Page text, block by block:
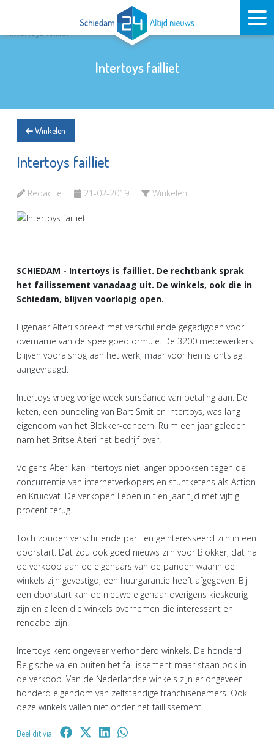
Intertoys failliet
Winkelen
Intertoys failliet
Redactie 21-02-2019 Winkelen
SCHIEDAM - Intertoys is failliet. De rechtbank sprak
het failissement vanadaag uit. De winkels, ook die in
Schiedam, blijven voorlopig open.
Eigenaar Alteri spreekt met verschillende gegadigden voor
overname van de speelgoedformule. De 3200 medewerkers
blijven vooralsnog aan het werk, maar voor hen is ontslag
aangevraagd.
Intertoys vroeg vorige week surséance van betaling aan. De
keten, een bundeling van Bart Smit en Intertoys, was lang
eigendom van het Blokker-concern. Ruim een jaar geleden
nam het Britse Alteri het bedrijf over.
Volgens Alteri kan Intertoys niet langer opboksen tegen de
concurrentie van internetverkopers en stuntketens als Action
en Kruidvat. De verkopen liepen in tien jaar tijd met vijftig
procent terug.
Toch zouden verschillende partijen geïnteresseerd zijn in een
doorstart. Dat zou ook goed nieuws zijn voor Blokker, dat na
de verkoop aan de eigenaars van de panden waarin de
winkels zijn gevestigd, een huurgarantie heeft afgegeven. Bij
een doorstart kan de nieuwe eigenaar overigens kieskeurig
zijn en alleen die winkels overnemen die interessant en
rendabel zijn.
Intertoys kent ongeveer vierhonderd winkels. De honderd
Belgische vallen buiten het faillissement maar staan ook in
de verkoop. Van de Nederlandse winkels zijn er ongeveer
honderd eigendom van zelfstandige franchisenemers. Ook
deze winkels vallen niet onder het faillissement.
Deel dit via: